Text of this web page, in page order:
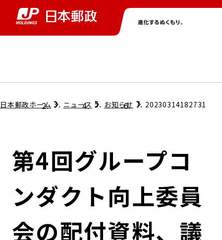
グループ情報トップ
コンプライアンス
ガバナンス
コンダクト向上の取組み
株主・投資家情報トップ
個人投資家のみなさまへ
株式情報
財務情報・IR資料
ニューストップ
サステナビリティトップ
担当役員メッセージ
サステナビリティマネジメント
持続可能な金融のフレームワーク
採用情報トップ
日本郵政ホーム ニュース お知らせ 20230314182731
第4回グループコ
ンダクト向上委員
会の配付資料、議